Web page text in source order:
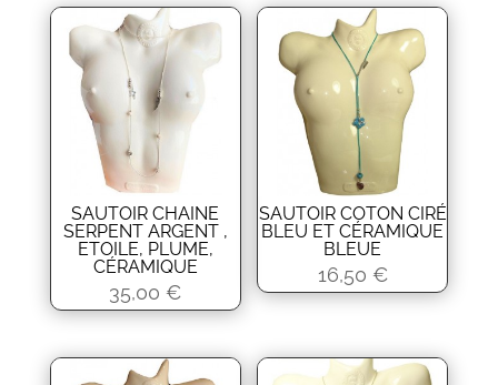
SAUTOIR CHAINE
SERPENT ARGENT ,
ETOILE, PLUME,
CÉRAMIQUE
35,00€
SAUTOIR COTON CIRÉ
BLEU ET CÉRAMIQUE
BLEUE
16,50 €